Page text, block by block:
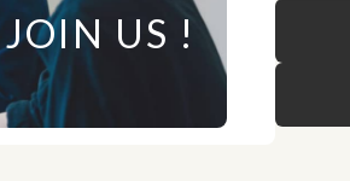
JOIN US !